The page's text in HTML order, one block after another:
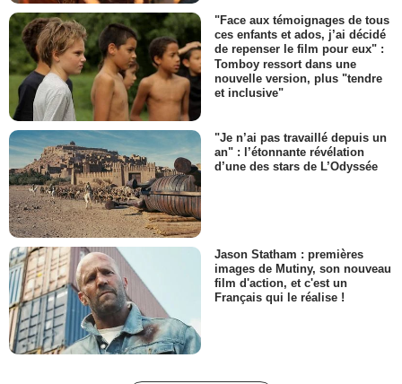
"Face aux témoignages de tous
ces enfants et ados, j’ai décidé
de repenser le film pour eux" :
Tomboy ressort dans une
nouvelle version, plus "tendre
et inclusive"
"Je n’ai pas travaillé depuis un
an" : l’étonnante révélation
d’une des stars de L’Odyssée
Jason Statham : premières
images de Mutiny, son nouveau
film d'action, et c'est un
Français qui le réalise !